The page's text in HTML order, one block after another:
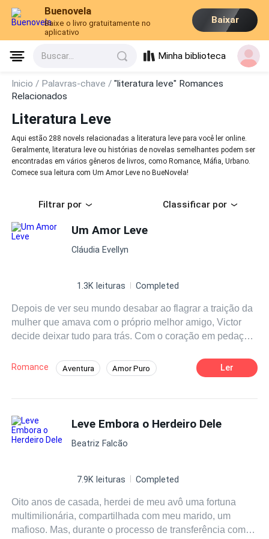
Buenovela
Baixe o livro gratuitamente no
aplicativo
Baixar
Buscar... Minha biblioteca
Inicio / Palavras-chave /"literatura leve" Romances
Relacionados
Literatura Leve
Aqui estão 288 novels relacionadas a literatura leve para você ler online.
Geralmente, literatura leve ou histórias de novelas semelhantes podem ser
encontradas em vários gêneros de livros, como Romance, Máfia, Urbano.
Comece sua leitura com Um Amor Leve no BueNovela!
Filtrar por Classificar por
Um Amor Leve
Cláudia Evellyn
1.3K leituras Completed
Depois de ver seu mundo desabar ao flagrar a traição da
mulher que amava com o próprio melhor amigo, Victor
decide deixar tudo para trás. Com o coração em pedaços
pequena cidade cercada por colinas e vinhedos, em
busca de paz — e talvez, de si mesmo. Entre o aroma
mulher de alma serena, olhar doce e coragem escondida
nas cicatrizes do passado. Aos poucos, o que começou
como uma amizade leve e despretensiosa se transforma
feridas que ele acreditava incuráveis. “Um Amor Leve” é
amar sem pressa — porque, às vezes, o amor que chega
devagar é o que mais transforma. Cláudia Evellyn
Romance Aventura Amor Puro
Renascimento
Ler
Leve Embora o Herdeiro Dele
Beatriz Falcão
7.9K leituras Completed
Oito anos de casada, herdei de meu avô uma fortuna
multimilionária, compartilhada com meu marido, um
mafioso. Mas, durante o processo de transferência com o